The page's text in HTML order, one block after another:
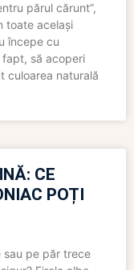
părul cărunt”,
toate același
începe cu
să acoperi
culoarea naturală
CE
POȚI
sau pe păr trece